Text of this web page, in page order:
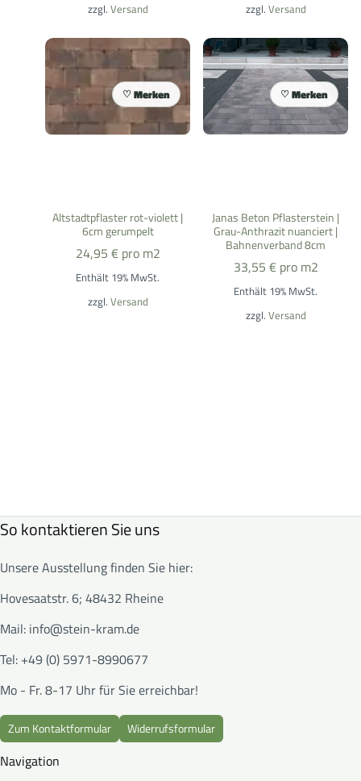
zzgl. Versand
zzgl. Versand
Altstadtpflaster rot-violett |
6cm gerumpelt
24,95 € pro m2
Enthält 19% MwSt.
zzgl. Versand
Merken
Janas Beton Pflasterstein |
Grau-Anthrazit nuanciert |
Bahnenverband 8cm
33,55 € pro m2
Enthält 19% MwSt.
zzgl. Versand
Merken
So kontaktieren Sie uns
Unsere Ausstellung finden Sie hier:
Hovesaatstr. 6; 48432 Rheine
Mail: info@stein-kram.de
Tel: +49 (0) 5971-8990677
Mo - Fr. 8-17 Uhr für Sie erreichbar!
Zum Kontaktformular Widerrufsformular
Navigation